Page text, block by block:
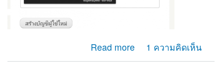
Read more
about ยากจะเเยกหน้า เข้าสู่ระบบ หน้าสร้างบัญชีผู้ไช้ใหม่
ออกจากกัน ปรับตรงใหนครับ
1 ความคิดเห็น